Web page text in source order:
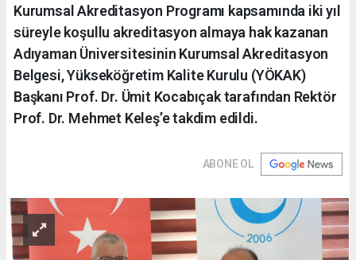
Kurumsal Akreditasyon Programı kapsamında iki yıl
süreyle koşullu akreditasyon almaya hak kazanan
Adıyaman Üniversitesinin Kurumsal Akreditasyon
Belgesi, Yükseköğretim Kalite Kurulu (YÖKAK)
Başkanı Prof. Dr. Ümit Kocabıçak tarafından Rektör
Prof. Dr. Mehmet Keleş’e takdim edildi.
ABONE OL